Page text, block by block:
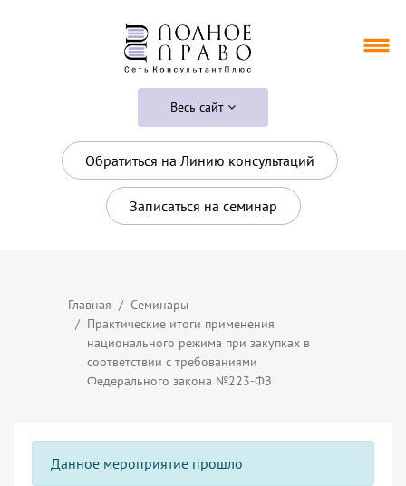
Весь сайт
Обратиться на Линию консультаций
Записаться на семинар
Главная
Семинары
Практические итоги применения
национального режима при закупках в
соответствии с требованиями
Федерального закона №223-ФЗ
Данное мероприятие прошло